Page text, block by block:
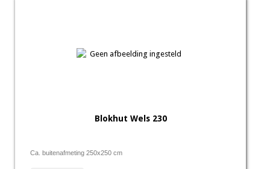
Blokhut Wels 230
Ca. buitenafmeting 250x250 cm